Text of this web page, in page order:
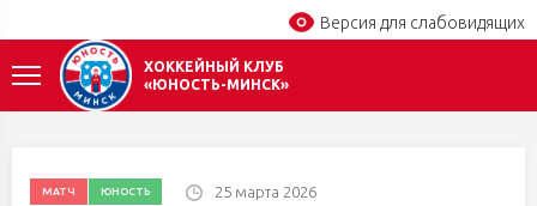
Версия для слабовидящих
ХОККЕЙНЫЙ КЛУБ
«ЮНОСТЬ-МИНСК»
МАТЧ ЮНОСТЬ 25 марта 2026